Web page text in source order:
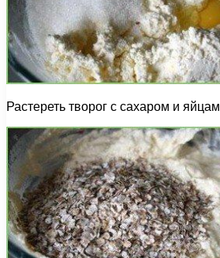
Растереть творог с сахаром и